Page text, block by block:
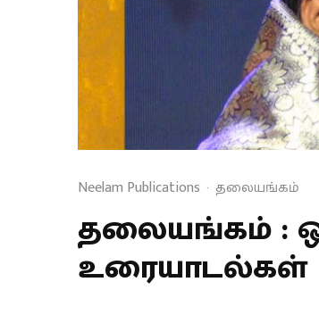
Neelam Publications · தலையங்கம்
தலையங்கம் :
உரையாடல்கள்